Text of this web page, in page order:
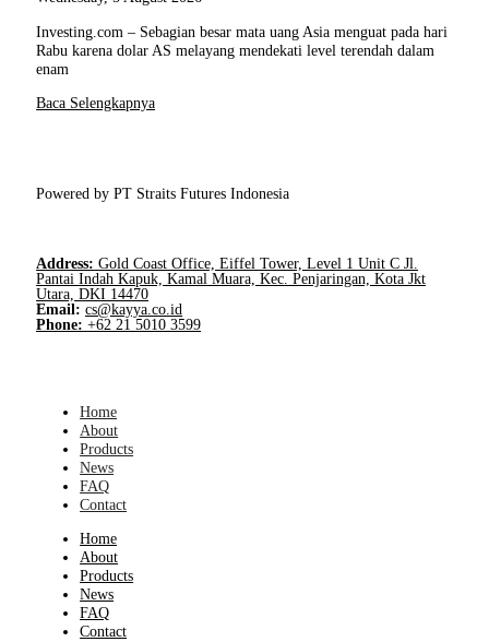
Investing.com – Sebagian besar mata uang Asia menguat pada hari
Rabu karena dolar AS melayang mendekati level terendah dalam
enam
Baca Selengkapnya
Powered by PT Straits Futures Indonesia
Address: Gold Coast Office, Eiffel Tower, Level 1 Unit C Jl.
Pantai Indah Kapuk, Kamal Muara, Kec. Penjaringan, Kota Jkt
Utara, DKI 14470
Email: cs@kayya.co.id
Phone: +62 21 5010 3599
Home
About
Products
News
FAQ
Contact
Home
About
Products
News
FAQ
Contact